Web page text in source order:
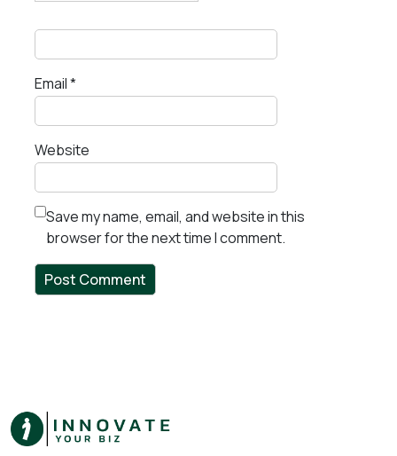
Email*
Website
Save my name, email, and website in this
browser for the next time I comment.